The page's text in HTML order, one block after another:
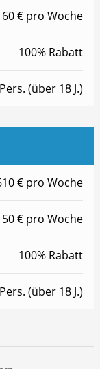
60 € pro Woche
100% Rabatt
(über 18 J.)
€ pro Woche
50 € pro Woche
100% Rabatt
(über 18 J.)